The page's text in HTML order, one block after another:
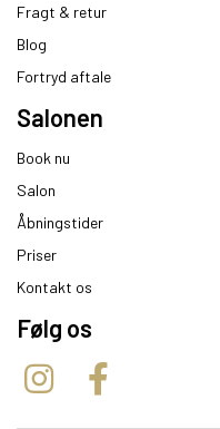
Fragt & retur
Blog
Fortryd aftale
Salonen
Book nu
Salon
Åbningstider
Priser
Kontakt os
Følg os